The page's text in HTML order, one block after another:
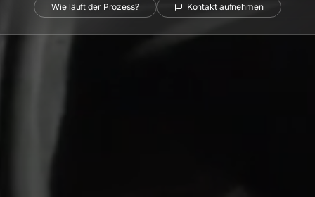
Wie läuft der Prozess? Kontakt aufnehmen